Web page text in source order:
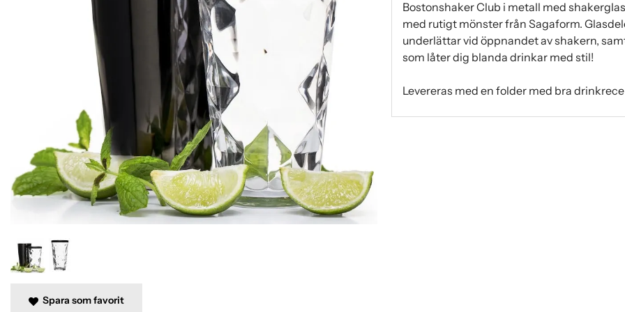
Bostonshaker Club i metall med
med rutigt mönster från Sagaform.
underlättar vid öppnandet av shakern,
som låter dig blanda drinkar med stil!
Levereras med en folder med bra
Spara som favorit